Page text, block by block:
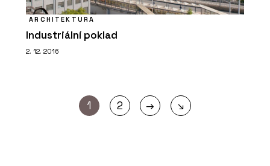
ARCHITEKTURA
Industriální poklad
2. 12. 2016
1 2 → ↘